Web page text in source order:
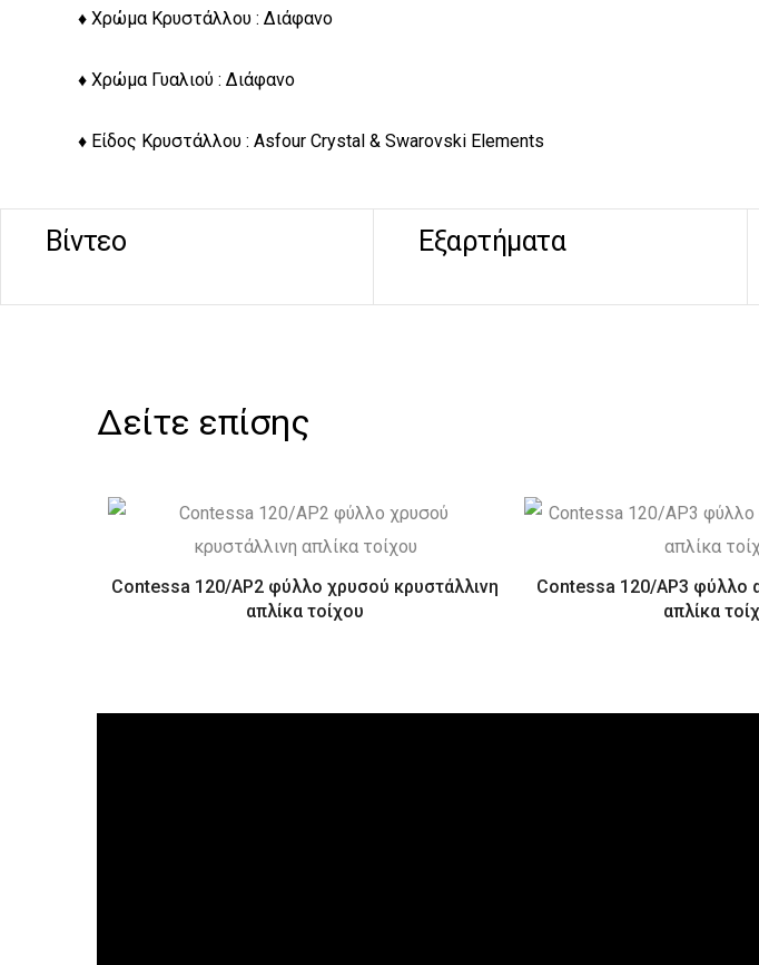
♦ Χρώμα Κρυστάλλου : Διάφανο
♦ Χρώμα Γυαλιού : Διάφανο
♦ Είδος Κρυστάλλου : Asfour Crystal & Swarovski Elements
Βίντεο Εξαρτήματα
Δείτε επίσης
Contessa 120/AP2 φύλλο χρυσού κρυστάλλινη
απλίκα τοίχου
Contessa 120/AP3 φύλλο
απλίκα